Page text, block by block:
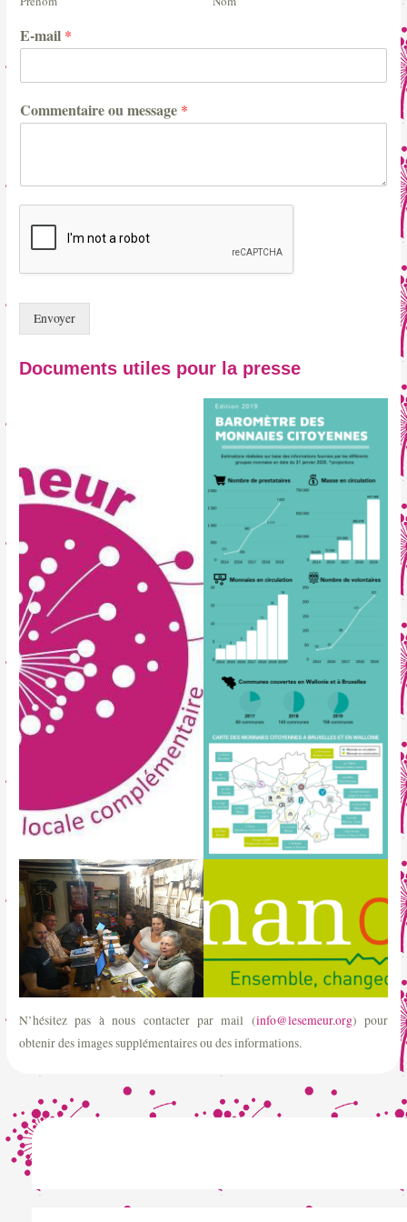
E-mail *
Commentaire ou message *
Envoyer
Documents utiles pour la presse
N’hésitez pas à nous contacter par mail (info@lesemeur.org) pour
obtenir des images supplémentaires ou des informations.